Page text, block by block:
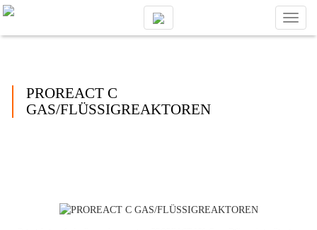
Toggle
PROREACT C
GAS/FLÜSSIGREAKTOREN